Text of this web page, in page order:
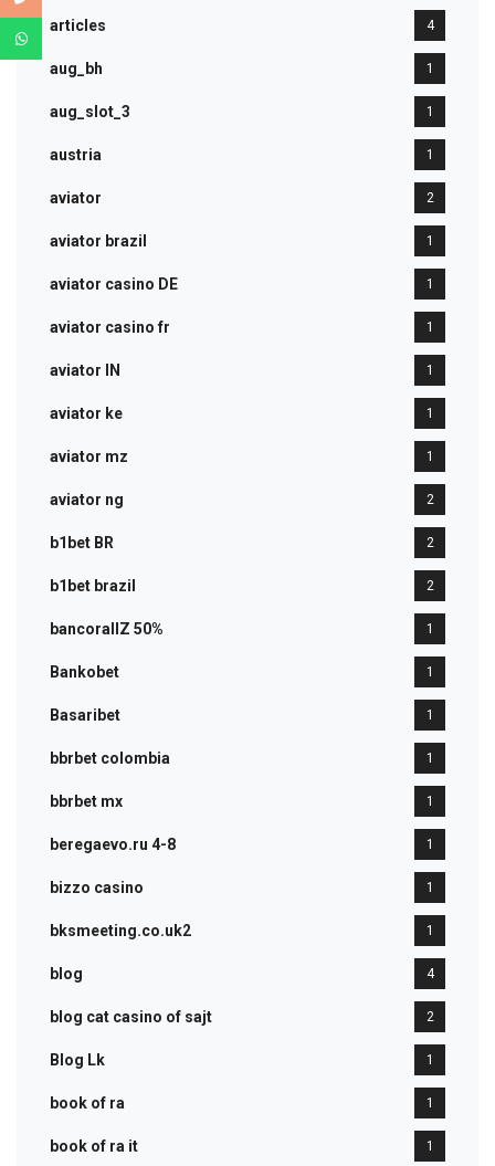
articles 4
aug_bh 1
aug_slot_3 1
austria 1
aviator 2
aviator brazil 1
aviator casino DE 1
aviator casino fr 1
aviator IN 1
aviator ke 1
aviator mz 1
aviator ng 2
b1bet BR 2
b1bet brazil 2
bancorallZ 50% 1
Bankobet 1
Basaribet 1
bbrbet colombia 1
bbrbet mx 1
beregaevo.ru 4-8 1
bizzo casino 1
bksmeeting.co.uk2 1
blog 4
blog cat casino of sajt 2
Blog Lk 1
book of ra 1
book of ra it 1